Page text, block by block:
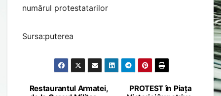
numărul protestatarilor
Sursa:puterea
PROTEST în Piața
Restaurantul Armatei,